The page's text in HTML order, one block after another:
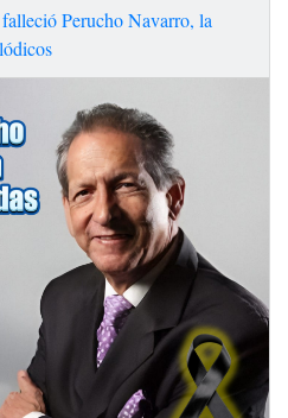
Perucho Navarro, la